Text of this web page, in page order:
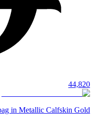
44,820
in Metallic Calfskin Gold